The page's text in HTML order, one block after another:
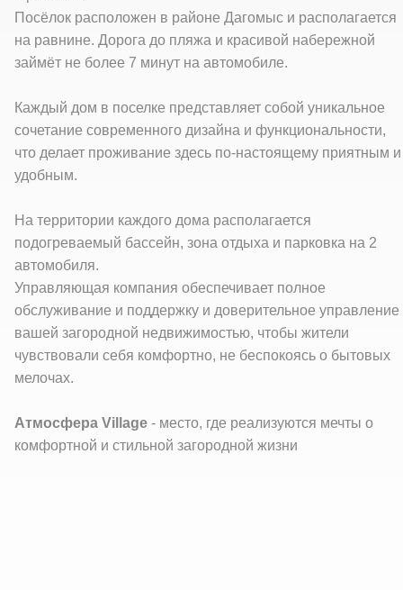
Посёлок расположен в районе Дагомыс и располагается
на равнине. Дорога до пляжа и красивой набережной
займёт не более 7 минут на автомобиле.
Каждый дом в поселке представляет собой уникальное
сочетание современного дизайна и функциональности,
что делает проживание здесь по-настоящему приятным и
удобным.
На территории каждого дома располагается
подогреваемый бассейн, зона отдыха и парковка на 2
автомобиля.
Управляющая компания обеспечивает полное
обслуживание и поддержку и доверительное управление
вашей загородной недвижимостью, чтобы жители
чувствовали себя комфортно, не беспокоясь о бытовых
мелочах.
Атмосфера Village - место, где реализуются мечты о
комфортной и стильной загородной жизни